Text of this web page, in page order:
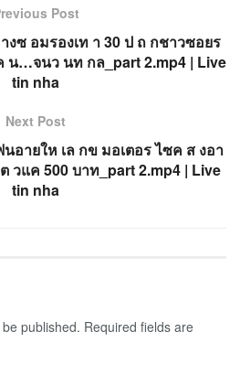
Post
งซ อมรองเท า 30 ป ถ กชาวซอยร
น…จนว นท กล_part 2.mp4 | Live
tin nha
Next Post
อายให เล กข มอเตอร ไซค ส งอา
วแค 500 บาท_part 2.mp4 | Live
tin nha
published. Required fields are